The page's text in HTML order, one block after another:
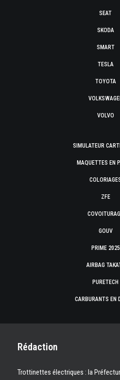
SEAT
SKODA
SMART
TESLA
TOYOTA
VOLVO
SIMULATEUR
MAQUETTES EN
ZFE
GOUV
PRIME 2025
AIRBAG
PURETECH
CARBURANTS EN
Rédaction
Trottinettes électriques : la